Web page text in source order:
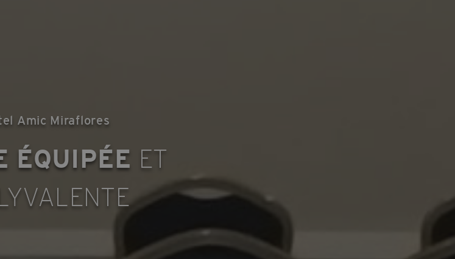
Amic Miraflores
ÉQUIPÉE ET